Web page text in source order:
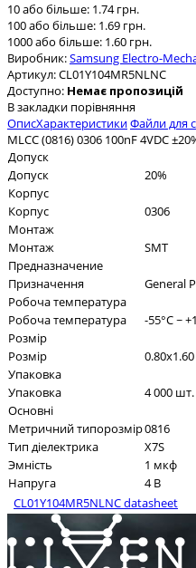
10 або більше: 1.74 грн.
100 або більше: 1.69 грн.
1000 або більше: 1.60 грн.
Виробник:Samsung Electro-
Артикул:CL01Y104MR5NLNC
Доступно: Немає пропозицій
В закладки порівняння
ОписХарактеристикиФайли для
MLCC (0816) 0306 100nF 4VDC
Допуск
Допуск
20%
Корпус
Корпус
0306
Монтаж
Монтаж
SMT
Предназначение
Призначення
General
Робоча температура
Робоча температура
-55°C ~
Розмір
Розмір
Упаковка
Упаковка
4 000 шт.
Основні
Метричний типорозмір0816
Тип діелектрика
X7S
Эмність
1 мкф
Напруга
4 В
CL01Y104MR5NLNC datasheet